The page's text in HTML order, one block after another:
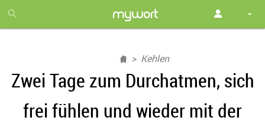
month
free
Kehlen
Zwei Tage zum Durchatmen, sich
frei fühlen und wieder mit der